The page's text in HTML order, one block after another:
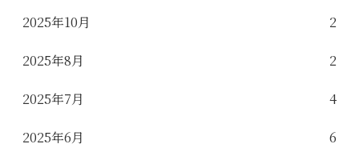
2025年10月 2
2025年8月 2
2025年7月 4
2025年6月 6